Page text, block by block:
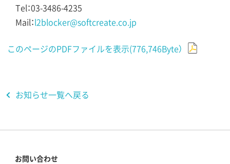
Tel：03-3486-4235
Mail：l2blocker@softcreate.co.jp
このページのPDFファイルを表示(776,746Byte）
お知らせ一覧へ戻る
お問い合わせ